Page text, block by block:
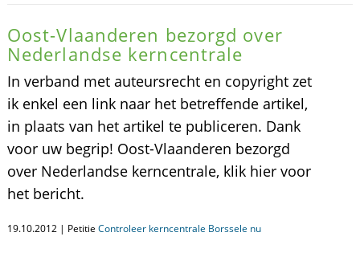
Oost-Vlaanderen bezorgd over
Nederlandse kerncentrale
In verband met auteursrecht en copyright zet
ik enkel een link naar het betreffende artikel,
in plaats van het artikel te publiceren. Dank
voor uw begrip! Oost-Vlaanderen bezorgd
over Nederlandse kerncentrale, klik hier voor
het bericht.
19.10.2012 | Petitie Controleer kerncentrale Borssele nu